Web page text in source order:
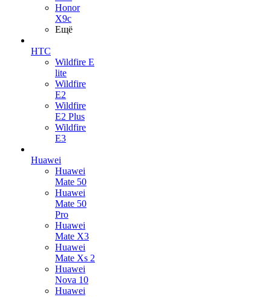
Honor
X9c
Ещё
HTC
Wildfire E
lite
Wildfire
E2
Wildfire
E2 Plus
Wildfire
E3
Huawei
Huawei
Mate 50
Huawei
Mate 50
Pro
Huawei
Mate X3
Huawei
Mate Xs 2
Huawei
Nova 10
Huawei